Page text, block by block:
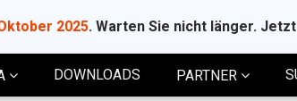
2025. Warten Sie nicht länger.
DOWNLOADS PARTNER